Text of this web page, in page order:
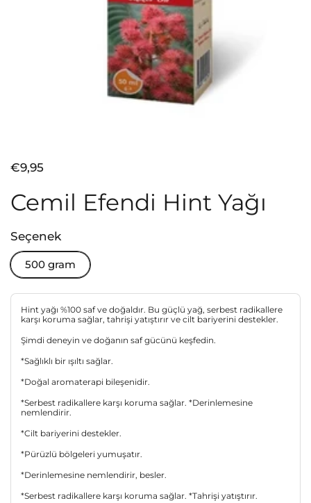
Fiyat:
€9,95
Cemil Efendi Hint Yağı
Seçenek
500 gram
Hint yağı %100 saf ve doğaldır. Bu güçlü yağ, serbest radikallere
karşı koruma sağlar, tahrişi yatıştırır ve cilt bariyerini destekler.
Şimdi deneyin ve doğanın saf gücünü keşfedin.
*Sağlıklı bir ışıltı sağlar.
*Doğal aromaterapi bileşenidir.
*Serbest radikallere karşı koruma sağlar. *Derinlemesine
nemlendirir.
*Cilt bariyerini destekler.
*Pürüzlü bölgeleri yumuşatır.
*Derinlemesine nemlendirir, besler.
*Serbest radikallere karşı koruma sağlar. *Tahrişi yatıştırır.